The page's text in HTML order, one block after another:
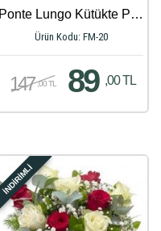
Ponte Lungo Kütükte Papatya ve Güller
Ürün Kodu: FM-20
147 ,00 TL 89 ,00 TL
İNDİRİMLİ